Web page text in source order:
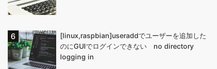
[linux,raspbian]useraddでユーザーを追加した
のにGUIでログインできない no directory
logging in